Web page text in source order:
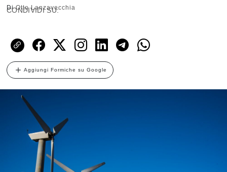
DiOtto Lanzavecchia
CONDIVIDI SU:
Aggiungi Formiche su Google